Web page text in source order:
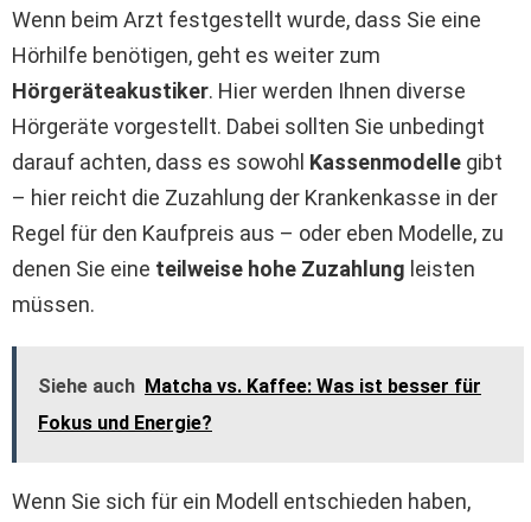
Wenn beim Arzt festgestellt wurde, dass Sie eine
Hörhilfe benötigen, geht es weiter zum
Hörgeräteakustiker. Hier werden Ihnen diverse
Hörgeräte vorgestellt. Dabei sollten Sie unbedingt
darauf achten, dass es sowohl Kassenmodelle gibt
– hier reicht die Zuzahlung der Krankenkasse in der
Regel für den Kaufpreis aus – oder eben Modelle, zu
denen Sie eine teilweise hohe Zuzahlung leisten
müssen.
Siehe auch Matcha vs. Kaffee: Was ist besser für
Fokus und Energie?
Wenn Sie sich für ein Modell entschieden haben,